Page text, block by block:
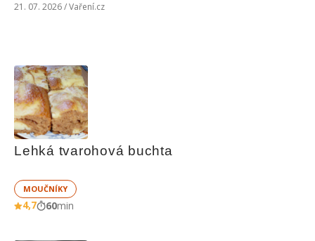
21. 07. 2026 / Vaření.cz
Lehká tvarohová buchta
MOUČNÍKY
4,7 60min